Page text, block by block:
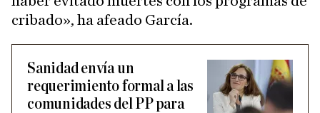
cribado», ha afeado García.
Sanidad envía un
requerimiento formal a las
comunidades del PP para